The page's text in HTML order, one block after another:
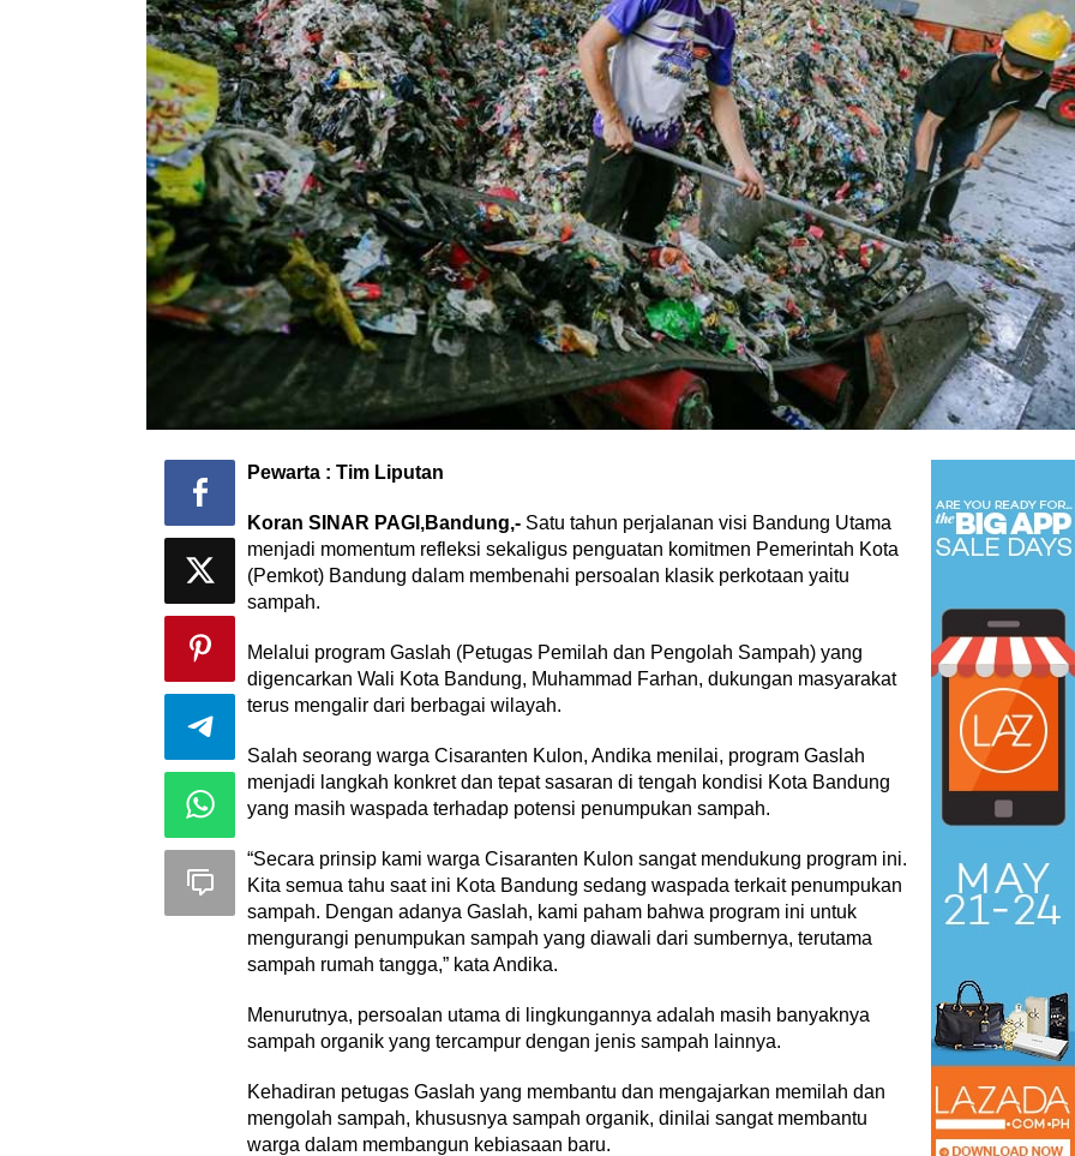
Pewarta : Tim Liputan
Koran SINAR PAGI,Bandung,- Satu tahun perjalanan visi Bandung Utama
menjadi momentum refleksi sekaligus penguatan komitmen Pemerintah Kota
(Pemkot) Bandung dalam membenahi persoalan klasik perkotaan yaitu
sampah.
Melalui program Gaslah (Petugas Pemilah dan Pengolah Sampah) yang
digencarkan Wali Kota Bandung, Muhammad Farhan, dukungan masyarakat
terus mengalir dari berbagai wilayah.
Salah seorang warga Cisaranten Kulon, Andika menilai, program Gaslah
menjadi langkah konkret dan tepat sasaran di tengah kondisi Kota Bandung
yang masih waspada terhadap potensi penumpukan sampah.
“Secara prinsip kami warga Cisaranten Kulon sangat mendukung program ini.
Kita semua tahu saat ini Kota Bandung sedang waspada terkait penumpukan
sampah. Dengan adanya Gaslah, kami paham bahwa program ini untuk
mengurangi penumpukan sampah yang diawali dari sumbernya, terutama
sampah rumah tangga,” kata Andika.
Menurutnya, persoalan utama di lingkungannya adalah masih banyaknya
sampah organik yang tercampur dengan jenis sampah lainnya.
Kehadiran petugas Gaslah yang membantu dan mengajarkan memilah dan
mengolah sampah, khususnya sampah organik, dinilai sangat membantu
warga dalam membangun kebiasaan baru.
Menjadi Guru Inspiratif dan
Menyenangkan
Di Akademia, Opini/Artikel | 28 Juli 2026
Kemerdekaan dan Maknanya
Di Akademia, Ragam | 6 Agustus 2026
‎Bupati Tekankan Penguatan
‎Bupati Dony Dorong Dewan
Kebudayaan Jadi Penggerak
Implementasi Perda
…